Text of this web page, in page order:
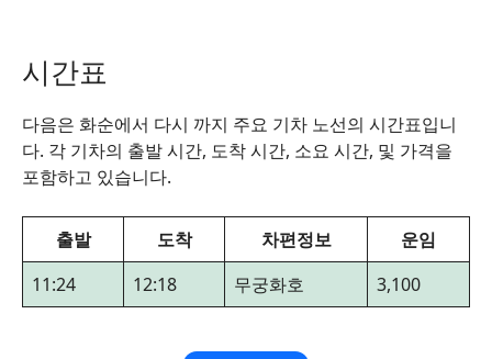
시간표
다음은 화순에서 다시 까지 주요 기차 노선의 시간표입니
다. 각 기차의 출발 시간, 도착 시간, 소요 시간, 및 가격을
포함하고 있습니다.
출발 도착 차편정보
운임
11:24
12:18 무궁화호 3,100